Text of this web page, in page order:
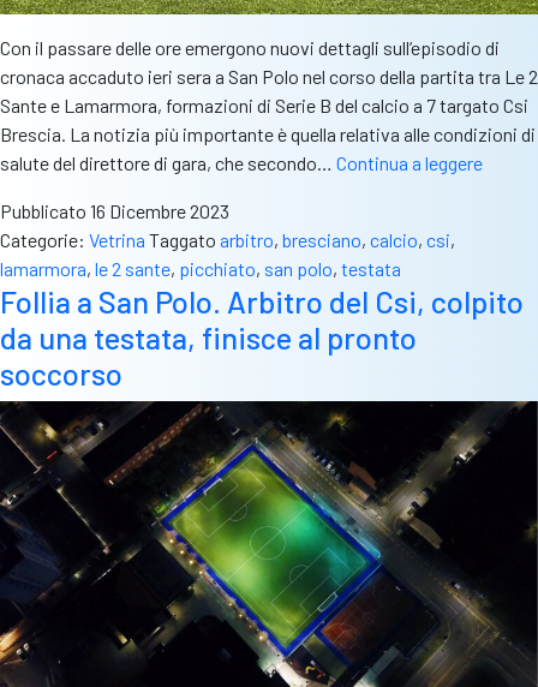
Con il passare delle ore emergono nuovi dettagli sull’episodio di
cronaca accaduto ieri sera a San Polo nel corso della partita tra Le 2
Sante e Lamarmora, formazioni di Serie B del calcio a 7 targato Csi
Brescia. La notizia più importante è quella relativa alle condizioni di
salute del direttore di gara, che secondo… Continua a leggereLe
Pubblicato 16 Dicembre 2023
Categorie: Vetrina Taggato arbitro, bresciano, calcio, csi,
lamarmora, le 2 sante, picchiato, san polo, testata
Follia a San Polo. Arbitro del Csi, colpito
da una testata, finisce al pronto
soccorso